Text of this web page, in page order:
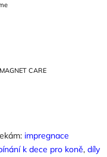
CARE
impregnace
k dece pro koně, díly